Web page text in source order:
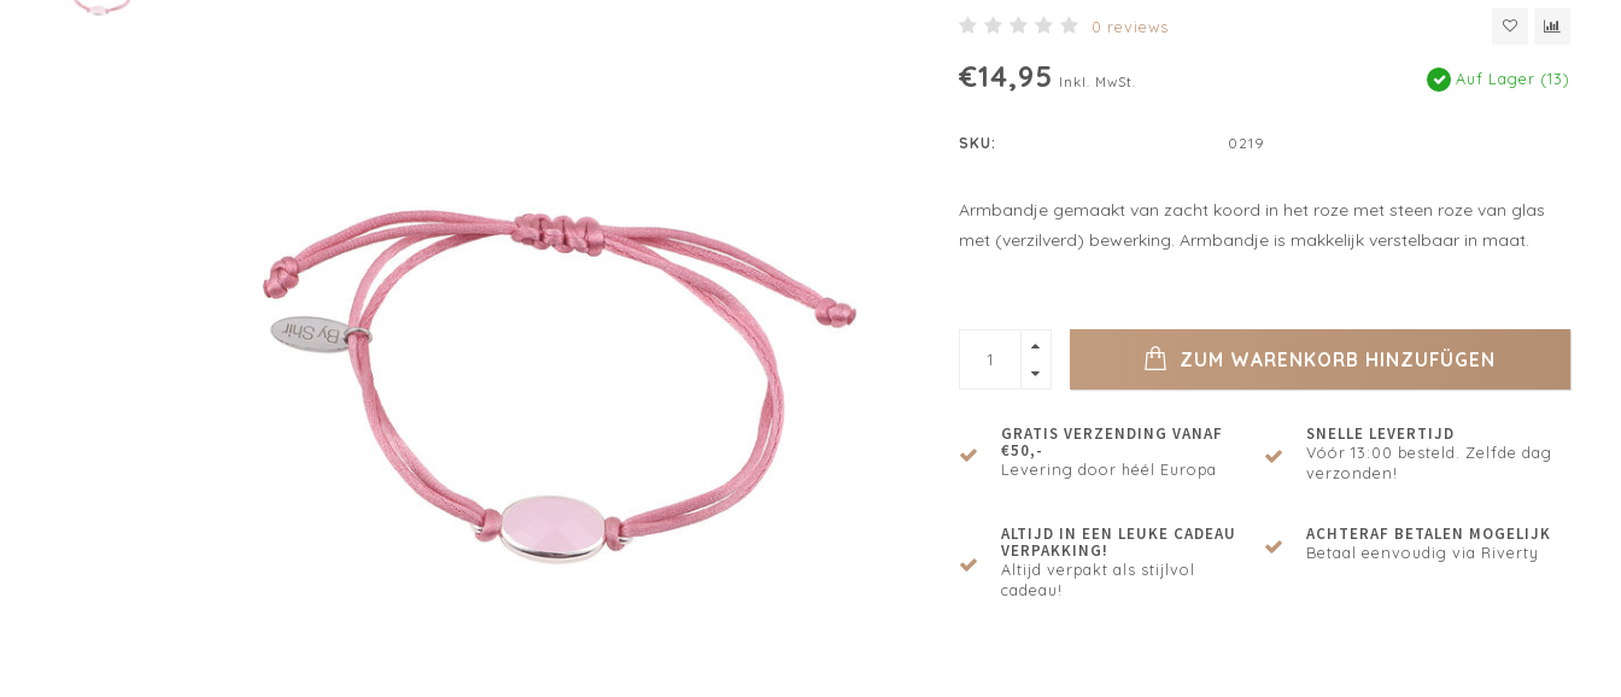
0 reviews
€14,95 Inkl. MwSt. Auf Lager (13)
SKU: 0219
Armbandje gemaakt van zacht koord in het roze met steen roze van glas
met (verzilverd) bewerking. Armbandje is makkelijk verstelbaar in maat.
ZUM WARENKORB HINZUFÜGEN
GRATIS VERZENDING VANAF
€50,-
Levering door héél Europa
SNELLE LEVERTIJD
Vóór 13:00 besteld. Zelfde dag
verzonden!
ALTIJD IN EEN LEUKE CADEAU
VERPAKKING!
Altijd verpakt als stijlvol
cadeau!
ACHTERAF BETALEN MOGELIJK
Betaal eenvoudig via Riverty